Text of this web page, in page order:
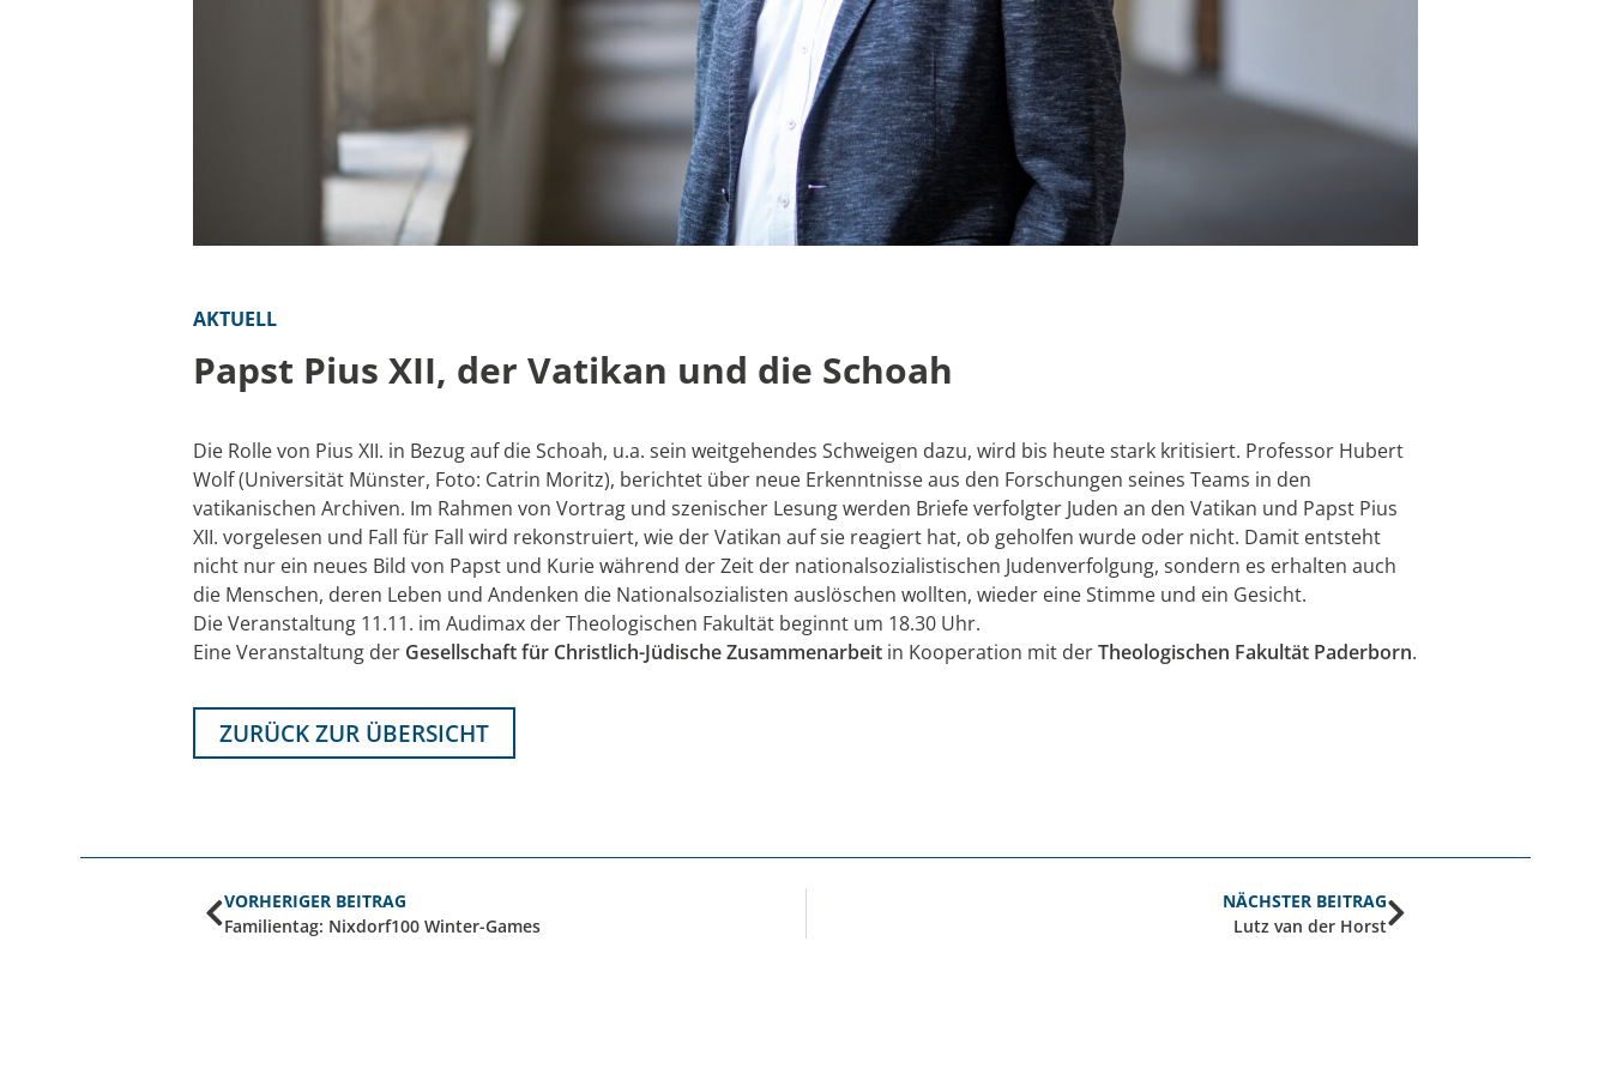
AKTUELL
Papst Pius XII, der Vatikan und die Schoah
Die Rolle von Pius XII. in Bezug auf die Schoah, u.a. sein weitgehendes Schweigen dazu, wird bis heute stark kritisiert. Professor Hubert
Wolf (Universität Münster, Foto: Catrin Moritz), berichtet über neue Erkenntnisse aus den Forschungen seines Teams in den
vatikanischen Archiven. Im Rahmen von Vortrag und szenischer Lesung werden Briefe verfolgter Juden an den Vatikan und Papst Pius
XII. vorgelesen und Fall für Fall wird rekonstruiert, wie der Vatikan auf sie reagiert hat, ob geholfen wurde oder nicht. Damit entsteht
nicht nur ein neues Bild von Papst und Kurie während der Zeit der nationalsozialistischen Judenverfolgung, sondern es erhalten auch
die Menschen, deren Leben und Andenken die Nationalsozialisten auslöschen wollten, wieder eine Stimme und ein Gesicht.
Die Veranstaltung 11.11. im Audimax der Theologischen Fakultät beginnt um 18.30 Uhr.
Eine Veranstaltung der Gesellschaft für Christlich-Jüdische Zusammenarbeit in Kooperation mit derTheologischen Fakultät Paderborn.
ZURÜCK ZUR ÜBERSICHT
VORHERIGER BEITRAG
Familientag: Nixdorf100 Winter-Games
NÄCHSTER BEITRAG
Lutz van der Horst